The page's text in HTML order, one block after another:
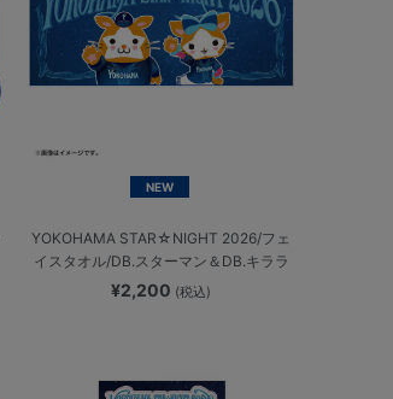
NEW
YOKOHAMA STAR☆NIGHT 2026/フェ
イスタオル/DB.スターマン＆DB.キララ
¥2,200 (税込)